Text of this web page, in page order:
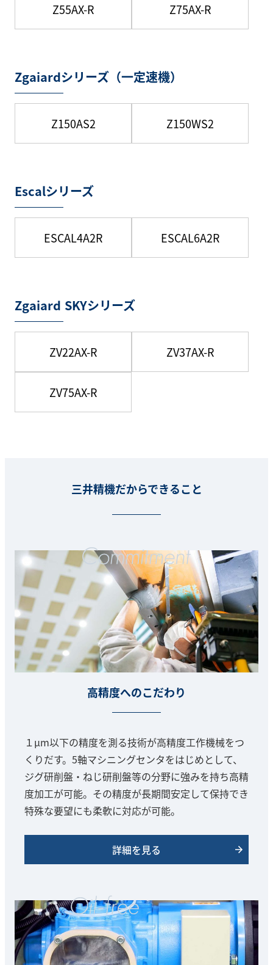
Z55AX-R Z75AX-R
Zgaiardシリーズ（一定速機）
Z150AS2 Z150WS2
Escalシリーズ
ESCAL4A2R ESCAL6A2R
Zgaiard SKYシリーズ
ZV22AX-R ZV37AX-R
ZV75AX-R
三井精機だからできること
高精度へのこだわり
１μm以下の精度を測る技術が高精度工作機械をつ
くりだす。5軸マシニングセンタをはじめとして、
ジグ研削盤・ねじ研削盤等の分野に強みを持ち高精
度加工が可能。その精度が長期間安定して保持でき
特殊な要望にも柔軟に対応が可能。
詳細を見る